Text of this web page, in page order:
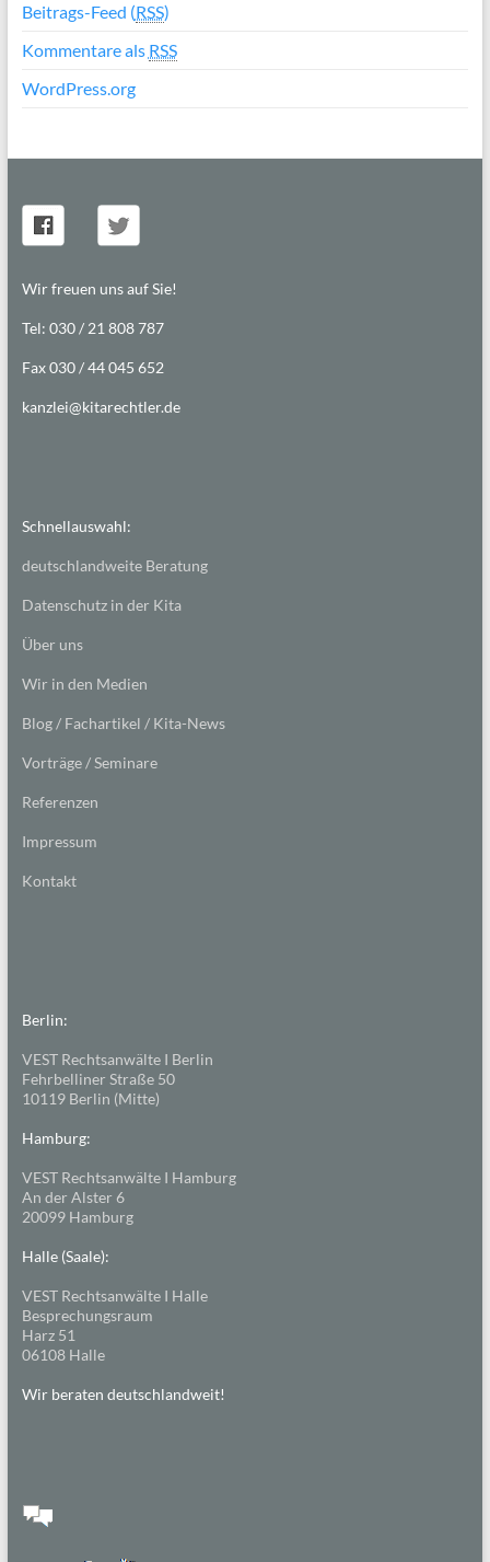
Beitrags-Feed (RSS)
Kommentare als RSS
WordPress.org
Wir freuen uns auf Sie!
Tel: 030 / 21 808 787
Fax 030 / 44 045 652
kanzlei@kitarechtler.de
Schnellauswahl:
deutschlandweite Beratung
Datenschutz in der Kita
Über uns
Wir in den Medien
Blog / Fachartikel / Kita-News
Vorträge / Seminare
Referenzen
Impressum
Kontakt
Berlin:
VEST Rechtsanwälte I Berlin
Fehrbelliner Straße 50
10119 Berlin (Mitte)
Hamburg:
VEST Rechtsanwälte I Hamburg
An der Alster 6
20099 Hamburg
Halle (Saale):
VEST Rechtsanwälte I Halle
Besprechungsraum
Harz 51
06108 Halle
Wir beraten deutschlandweit!